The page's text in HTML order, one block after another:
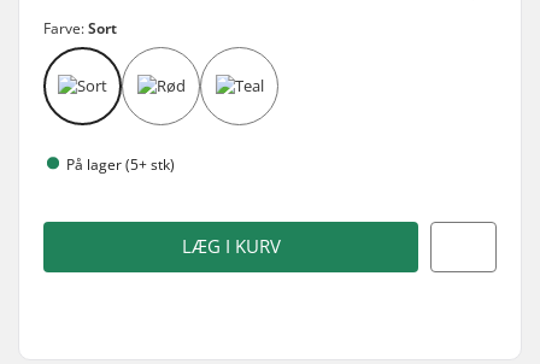
Farve:Sort
På lager (5+ stk)
LÆG I KURV